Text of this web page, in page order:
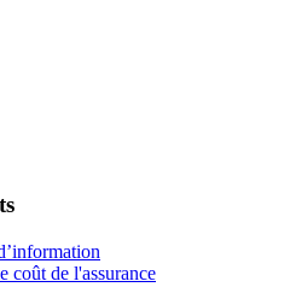
coût de l'assurance